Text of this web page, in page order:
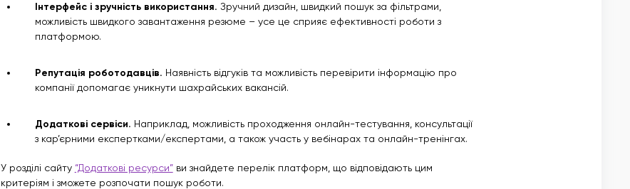
Інтерфейс і зручність використання. Зручний дизайн, швидкий пошук за фільтрами,
можливість швидкого завантаження резюме – усе це сприяє ефективності роботи з
платформою.
Репутація роботодавців. Наявність відгуків та можливість перевірити інформацію про
компанії допомагає уникнути шахрайських вакансій.
Додаткові сервіси. Наприклад, можливість проходження онлайн-тестування, консультації
з кар’єрними експертками/експертами, а також участь у вебінарах та онлайн-тренінгах.
У розділі сайту “Додаткові ресурси”ви знайдете перелік платформ, що відповідають цим
критеріям і зможете розпочати пошук роботи.